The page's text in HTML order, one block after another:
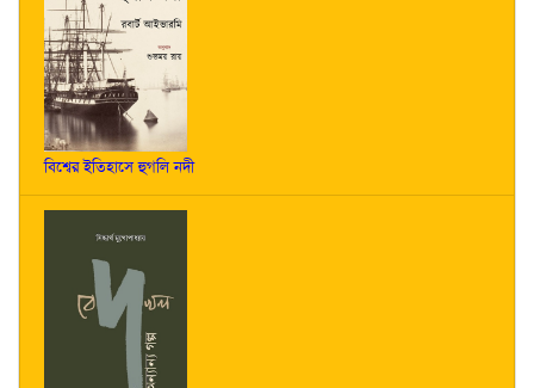
বিশ্বের ইতিহাসে হুগলি নদী